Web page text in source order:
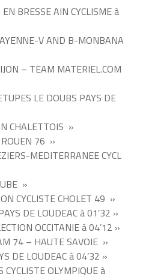
BRESSE AIN CYCLISME à
V AND B-MONBANA
– TEAM MATERIEL.COM
LE DOUBS PAYS DE
CHALETTOIS »
76 »
MEDITERRANEE CYCL
»
CYCLISTE CHOLET 49 »
DE LOUDEAC à 01’32 »
OCCITANIE à 04’12 »
74 – HAUTE SAVOIE »
DE LOUDEAC à 04’32 »
OLYMPIQUE à